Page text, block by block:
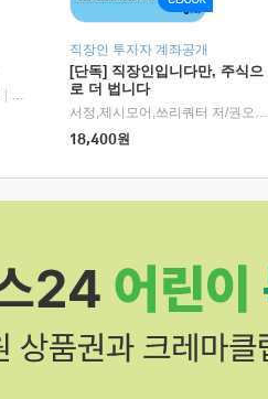
알에이치코리아(RHK)
직장인 투자자 계좌공개
[단독] 직장인입니다만, 주식으
로 더 법니다
서정,제시모어,쓰리쿼터 저/권오태,시그널리포트 편
18,400원